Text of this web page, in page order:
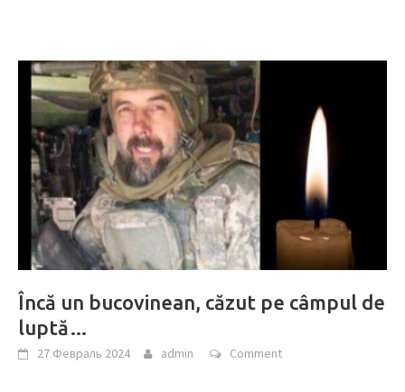
Încă un bucovinean, căzut pe câmpul de
luptă…
27 Февраль 2024 admin Comment